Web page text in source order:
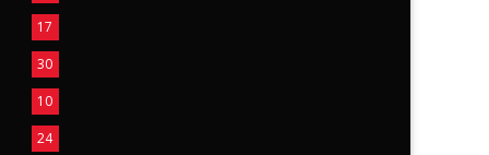
17
30
10
24